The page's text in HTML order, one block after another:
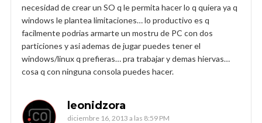
necesidad de crear un SO q le permita hacer lo q quiera ya q
windows le plantea limitaciones… lo productivo es q
facilmente podrias armarte un mostru de PC con dos
particiones y asi ademas de jugar puedes tener el
windows/linux q prefieras… pra trabajar y demas hiervas…
cosa q con ninguna consola puedes hacer.
leonidzora
diciembre 16, 2013 a las 8:59 PM